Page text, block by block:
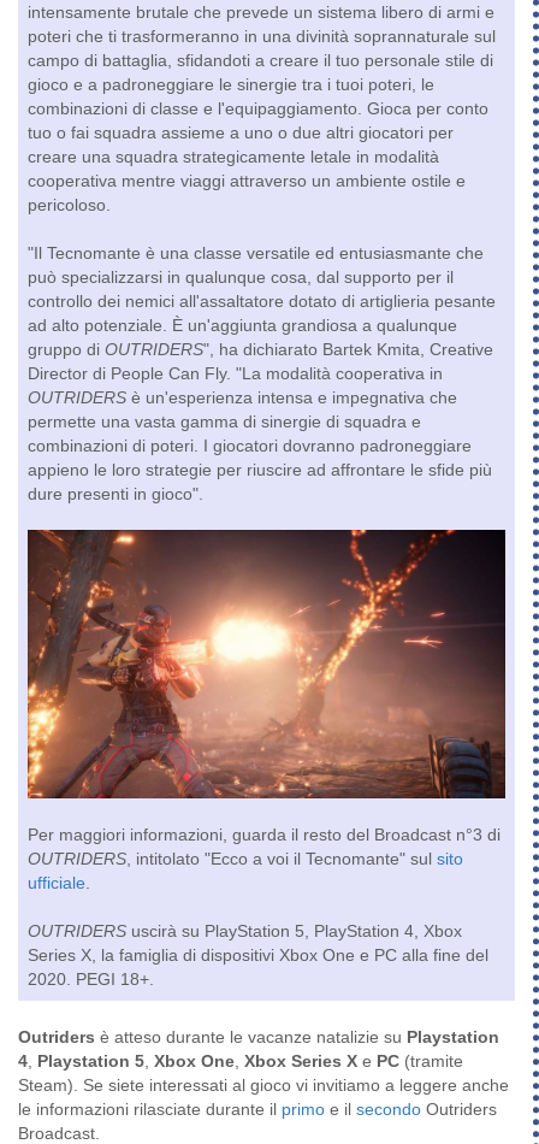
intensamente brutale che prevede un sistema libero di armi e
poteri che ti trasformeranno in una divinità soprannaturale sul
campo di battaglia, sfidandoti a creare il tuo personale stile di
gioco e a padroneggiare le sinergie tra i tuoi poteri, le
combinazioni di classe e l'equipaggiamento. Gioca per conto
tuo o fai squadra assieme a uno o due altri giocatori per
creare una squadra strategicamente letale in modalità
cooperativa mentre viaggi attraverso un ambiente ostile e
pericoloso.
"Il Tecnomante è una classe versatile ed entusiasmante che
può specializzarsi in qualunque cosa, dal supporto per il
controllo dei nemici all'assaltatore dotato di artiglieria pesante
ad alto potenziale. È un'aggiunta grandiosa a qualunque
gruppo di OUTRIDERS", ha dichiarato Bartek Kmita, Creative
Director di People Can Fly. "La modalità cooperativa in
OUTRIDERS è un'esperienza intensa e impegnativa che
permette una vasta gamma di sinergie di squadra e
combinazioni di poteri. I giocatori dovranno padroneggiare
appieno le loro strategie per riuscire ad affrontare le sfide più
dure presenti in gioco".
Per maggiori informazioni, guarda il resto del Broadcast n°3 di
OUTRIDERS , intitolato "Ecco a voi il Tecnomante" sul sito
ufficiale
OUTRIDERS uscirà su PlayStation 5, PlayStation 4, Xbox
Series X, la famiglia di dispositivi Xbox One e PC alla fine del
2020. PEGI 18+.
Outriders è atteso durante le vacanze natalizie su Playstation
4 Playstation 5 Xbox One Xbox Series X e PC (tramite
Steam). Se siete interessati al gioco vi invitiamo a leggere anche
le informazioni rilasciate durante il primo e il secondo Outriders
Broadcast.